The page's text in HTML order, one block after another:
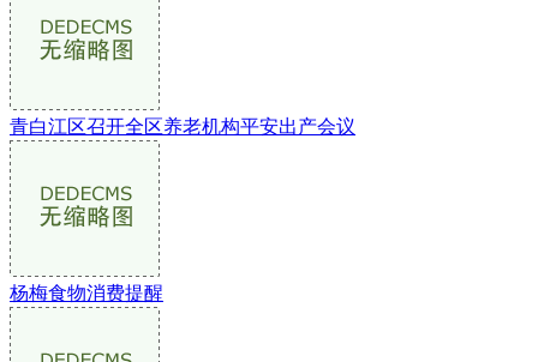
青白江区召开全区养老机构平安出产会议
杨梅食物消费提醒